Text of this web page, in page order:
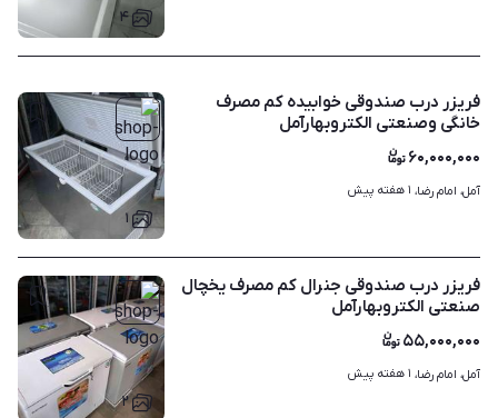
۴
۱
فریزر درب صندوقی خوابیده کم مصرف
خانگی وصنعتی الکتروبهارآمل
۶۰,۰۰۰,۰۰۰
آمل، امام رضا، ۱ هفته پیش
۲
فریزر درب صندوقی جنرال کم مصرف یخچال
صنعتی الکتروبهارآمل
۵۵,۰۰۰,۰۰۰
آمل، امام رضا، ۱ هفته پیش